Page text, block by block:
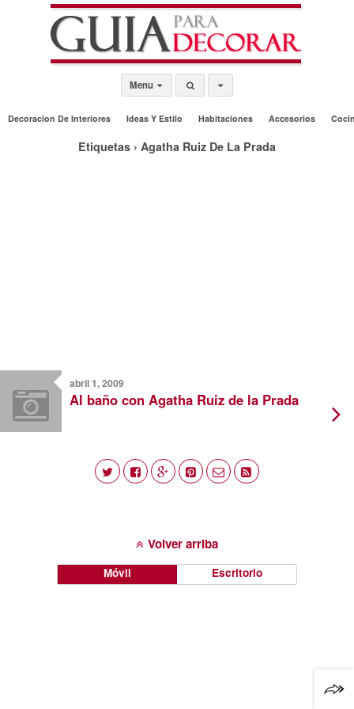
Menu
Decoracion De Interiores Ideas Y Estilo Habitaciones Accesorios
Etiquetas › Agatha Ruiz De La Prada
abril 1, 2009
Al baño con Agatha Ruiz de la Prada
Volver arriba
Móvil Escritorio